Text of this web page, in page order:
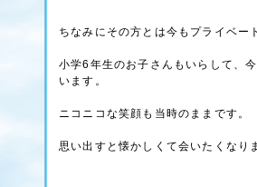
ちなみにその方とは今もプライベー
小学6年生のお子さんもいらして、
います。
ニコニコな笑顔も当時のままです。
思い出すと懐かしくて会いたくなり